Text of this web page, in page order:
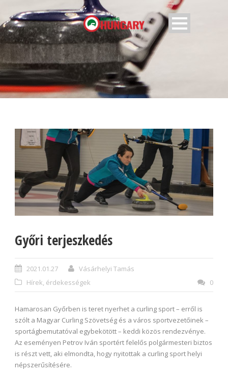
Győri terjeszkedés
2021.01.27
Vásárhelyi Tamás
Hírek, érdekességek
0
Hamarosan Győrben is teret nyerhet a curling sport – erről is
szólt a Magyar Curling Szövetség és a város sportvezetőinek –
sportágbemutatóval egybekötött – keddi közös rendezvénye.
Az eseményen Petrov Iván sportért felelős polgármesteri biztos
is részt vett, aki elmondta, hogy nyitottak a curling sport helyi
népszerűsítésére.